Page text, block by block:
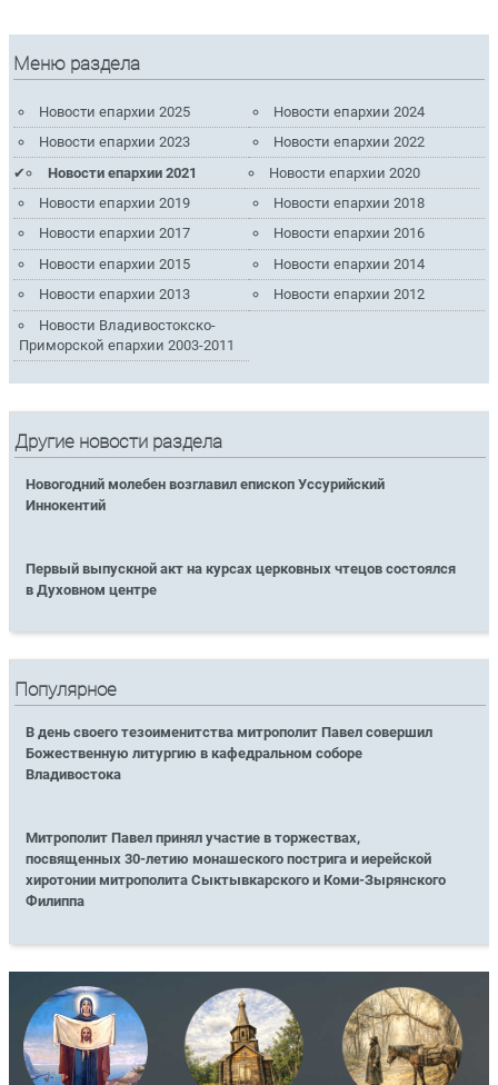
Меню раздела
Новости епархии 2025
Новости епархии 2024
Новости епархии 2023
Новости епархии 2022
Новости епархии 2021
Новости епархии 2020
Новости епархии 2019
Новости епархии 2018
Новости епархии 2017
Новости епархии 2016
Новости епархии 2015
Новости епархии 2014
Новости епархии 2013
Новости епархии 2012
Новости Владивостокско-
Приморской епархии 2003-2011
Другие новости раздела
Новогодний молебен возглавил епископ Уссурийский
Иннокентий
Первый выпускной акт на курсах церковных чтецов состоялся
в Духовном центре
Популярное
В день своего тезоименитства митрополит Павел совершил
Божественную литургию в кафедральном соборе
Владивостока
Митрополит Павел принял участие в торжествах,
посвященных 30-летию монашеского пострига и иерейской
хиротонии митрополита Сыктывкарского и Коми-Зырянского
Филиппа